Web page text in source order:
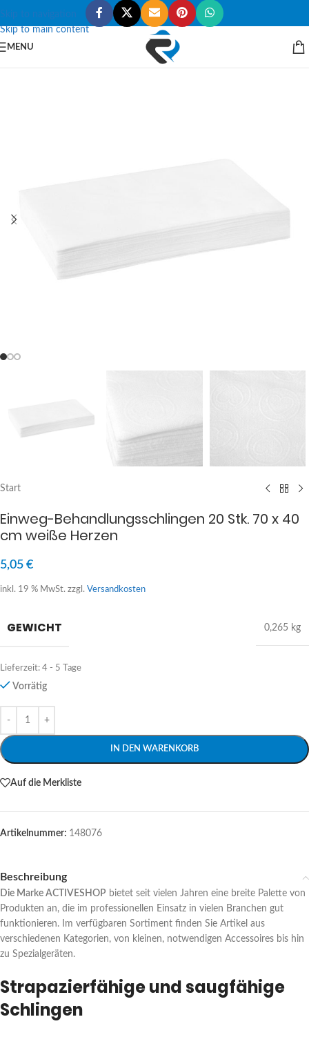
Skip to navigation
Skip to main content
MENU
Start
Einweg-Behandlungsschlingen 20 Stk. 70 x 40
cm weiße Herzen
5,05 €
inkl. 19 % MwSt. zzgl. Versandkosten
GEWICHT 0,265 kg
Lieferzeit: 4 - 5 Tage
Vorrätig
IN DEN WARENKORB
Alternative:
Auf die Merkliste
Artikelnummer: 148076
Beschreibung
Die Marke ACTIVESHOP bietet seit vielen Jahren eine breite Palette von
Produkten an, die im professionellen Einsatz in vielen Branchen gut
funktionieren. Im verfügbaren Sortiment finden Sie Artikel aus
verschiedenen Kategorien, von kleinen, notwendigen Accessoires bis hin
zu Spezialgeräten.
Strapazierfähige und saugfähige
Schlingen